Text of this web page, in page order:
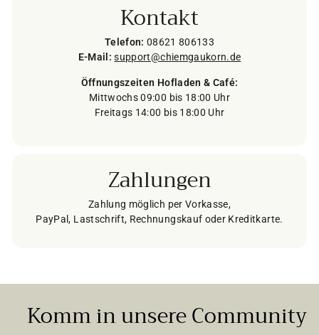
Kontakt
Telefon: 08621 806133
E-Mail: support@chiemgaukorn.de
Öffnungszeiten Hofladen & Café:
Mittwochs 09:00 bis 18:00 Uhr
Freitags 14:00 bis 18:00 Uhr
Zahlungen
Zahlung möglich per Vorkasse,
PayPal, Lastschrift, Rechnungskauf oder Kreditkarte.
Komm in unsere Community